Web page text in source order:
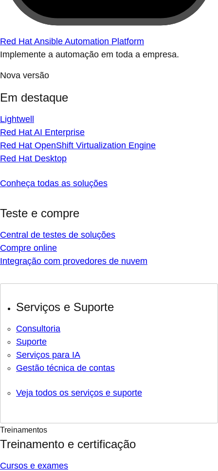
Red Hat Ansible Automation Platform
Implemente a automação em toda a empresa.
Nova versão
Em destaque
Lightwell
Red Hat AI Enterprise
Red Hat OpenShift Virtualization Engine
Red Hat Desktop
Conheça todas as soluções
Teste e compre
Central de testes de soluções
Compre online
Integração com provedores de nuvem
Serviços e Suporte
Consultoria
Suporte
Serviços para IA
Gestão técnica de contas
Veja todos os serviços e suporte
Treinamentos
Treinamento e certificação
Cursos e exames